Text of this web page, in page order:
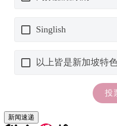
新闻速递